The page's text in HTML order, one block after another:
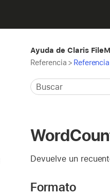
Ayuda de Claris
Referencia >
Devuelve un
Formato